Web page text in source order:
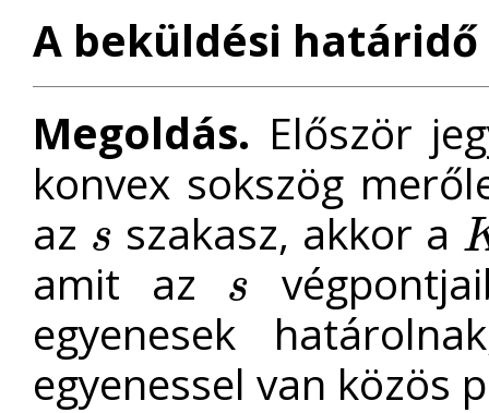
A beküldési határidő
Megoldás. Először
konvex sokszög
az s
s szakasz, akkor a K
amit az s
s
egyenesek
egyenessel van közös